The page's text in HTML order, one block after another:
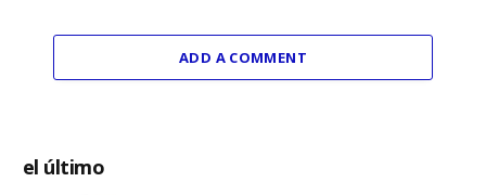
ADD A COMMENT
el último